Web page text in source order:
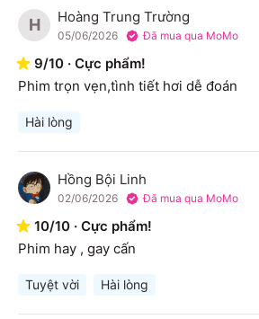
H Hoàng Trung Trường
05/06/2026 Đã mua qua MoMo
9/10 · Cực phẩm!
Phim trọn vẹn,tình tiết hơi dễ đoán
Hài lòng
H Hồng Bội Linh
02/06/2026 Đã mua qua MoMo
10/10 · Cực phẩm!
Phim hay , gay cấn
Tuyệt vời Hài lòng